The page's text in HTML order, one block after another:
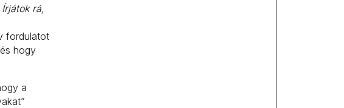
rá,
fordulatot
hogy
a